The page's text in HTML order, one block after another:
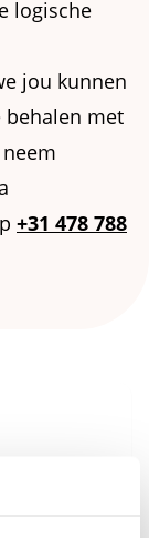
logische
jou kunnen
met
+31 478 788